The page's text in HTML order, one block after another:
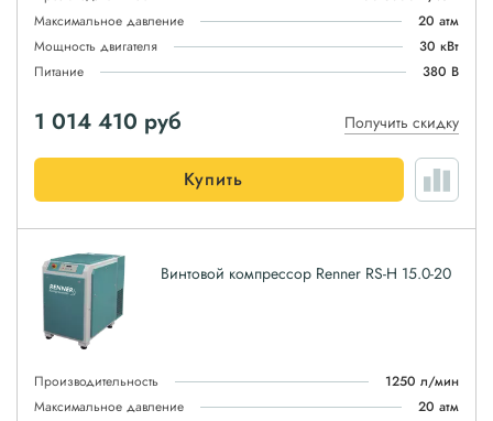
Максимальное давление
20 атм
Мощность двигателя
30 кВт
Питание
380 В
1 014 410 руб Получить скидку
Купить
Винтовой компрессор Renner RS-H 15.0-20
Производительность
1250 л/мин
Максимальное давление
20 атм